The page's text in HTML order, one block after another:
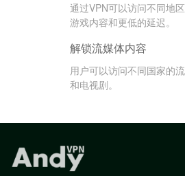
通过VPN可以访问不同地
游戏内容和更低的延迟。
解锁流媒体内容
用户可以访问不同国家的
和电视剧。